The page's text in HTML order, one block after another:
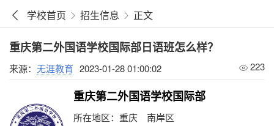
学校首页 招生信息 正文
重庆第二外国语学校国际部日语班怎么样？
来源： 无涯教育 2023-01-28 01:00:02 223
重庆第二外国语学校国际部
所在地区：重庆 南岸区